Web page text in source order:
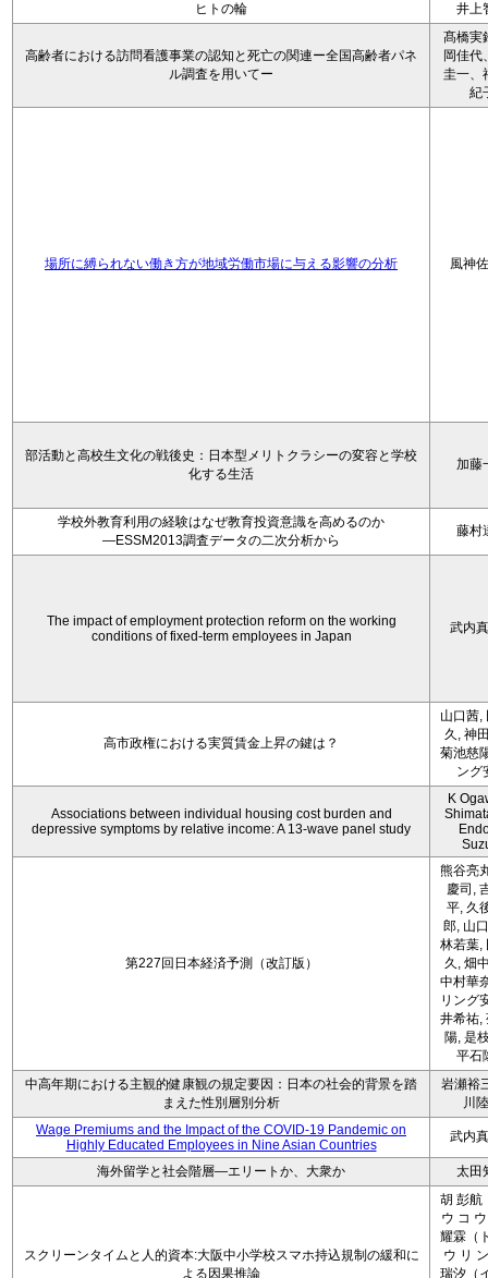
ヒトの輪 井上
高齢者における訪問看護事業の認知と死亡の関連ー全国高齢者パネ
ル調査を用いてー
髙橋実
岡佳代
圭一、
紀
場所に縛られない働き方が地域労働市場に与える影響の分析 風神
部活動と高校生文化の戦後史：日本型メリトクラシーの変容と学校
化する生活
加藤
学校外教育利用の経験はなぜ教育投資意識を高めるのか
―ESSM2013調査データの二次分析から
藤村
The impact of employment protection reform on the working
conditions of fixed-term employees in Japan
武内
高市政権における実質賃金上昇の鍵は？
山口茜,
久, 神
菊池慈
ング
Associations between individual housing cost burden and
depressive symptoms by relative income: A 13-wave panel study
K
第227回日本経済予測（改訂版）
熊谷亮
慶司,
平, 久
郎, 山
林若葉,
久, 畑
中村華
リング
井希祐,
陽, 是
平石
中高年期における主観的健康観の規定要因：日本の社会的背景を踏
まえた性別層別分析
岩瀬裕
川
Wage Premiums and the Impact of the COVID‑19 Pandemic on
Highly Educated Employees in Nine Asian Countries
武内
海外留学と社会階層―エリートか、大衆か 太田
スクリーンタイムと人的資本:大阪中小学校スマホ持込規制の緩和に
よる因果推論
胡 彭航
ウ コ
耀霖（
ウ リ
瑞汐（